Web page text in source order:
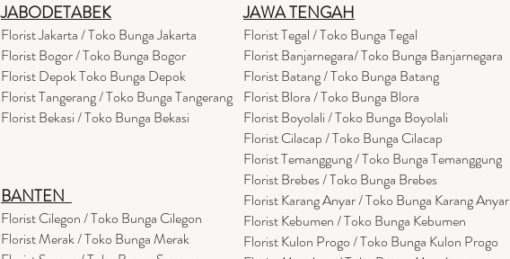
JABODETABEK
Florist Jakarta / Toko Bunga Jakarta
Florist Bogor / Toko Bunga Bogor
Florist Depok Toko Bunga Depok
Florist Tangerang / Toko Bunga Tangerang
Florist Bekasi / Toko Bunga Bekasi
BANTEN
Florist Cilegon / Toko Bunga Cilegon
Florist Merak / Toko Bunga Merak
JAWA TENGAH
Florist Tegal / Toko Bunga Tegal
Florist Banjarnegara/ Toko Bunga Banjarnegara
Florist Batang / Toko Bunga Batang
Florist Blora / Toko Bunga Blora
Florist Boyolali / Toko Bunga Boyolali
Florist Cilacap / Toko Bunga Cilacap
Florist Temanggung / Toko Bunga Temanggung
Florist Brebes / Toko Bunga Brebes
Florist Karang Anyar / Toko Bunga Karang Anyar
Florist Kebumen / Toko Bunga Kebumen
Florist Kulon Progo / Toko Bunga Kulon Progo